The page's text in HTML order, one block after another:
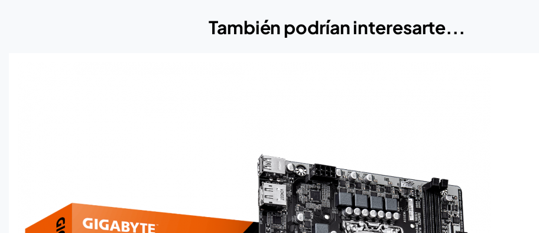
También podrían interesarte...